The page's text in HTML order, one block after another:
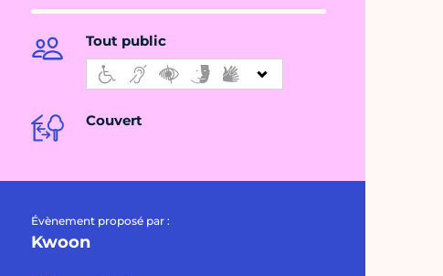
Tout public
Couvert
Évènement proposé par :
Kwoon